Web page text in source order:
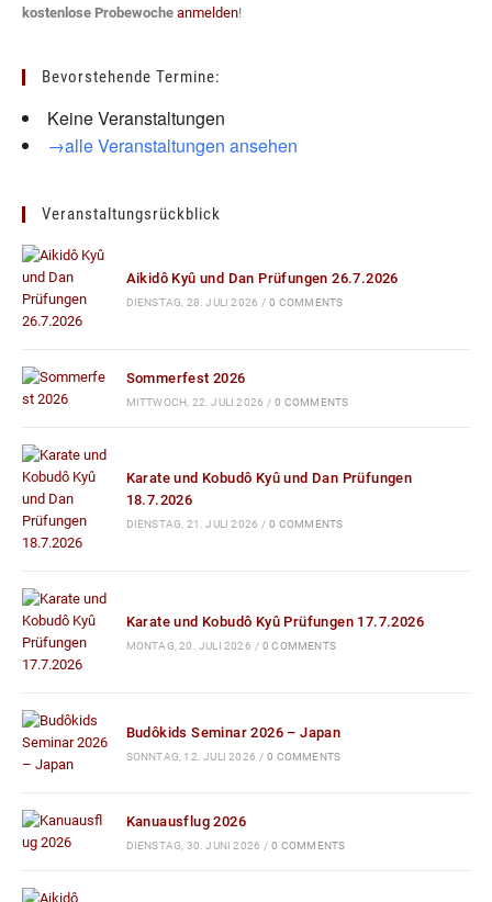
kostenlose Probewoche anmelden!
Bevorstehende Termine:
Keine Veranstaltungen
→alle Veranstaltungen ansehen
Veranstaltungsrückblick
Aikidô Kyû und Dan Prüfungen 26.7.2026
DIENSTAG, 28. JULI 2026 / 0 COMMENTS
Sommerfest 2026
MITTWOCH, 22. JULI 2026 / 0 COMMENTS
Karate und Kobudô Kyû und Dan Prüfungen
18.7.2026
DIENSTAG, 21. JULI 2026 / 0 COMMENTS
Karate und Kobudô Kyû Prüfungen 17.7.2026
MONTAG, 20. JULI 2026 / 0 COMMENTS
Budôkids Seminar 2026 – Japan
SONNTAG, 12. JULI 2026 / 0 COMMENTS
Kanuausflug 2026
DIENSTAG, 30. JUNI 2026 / 0 COMMENTS